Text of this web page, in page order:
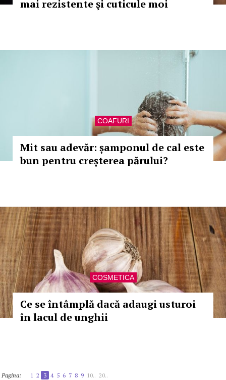
mai rezistente şi cuticule moi
COAFURI
Mit sau adevăr: șamponul de cal este
bun pentru creșterea părului?
COSMETICA
Ce se întâmplă dacă adaugi usturoi
în lacul de unghii
Pagina: 1 2 3 4 5 6 7 8 9 10.. 20..